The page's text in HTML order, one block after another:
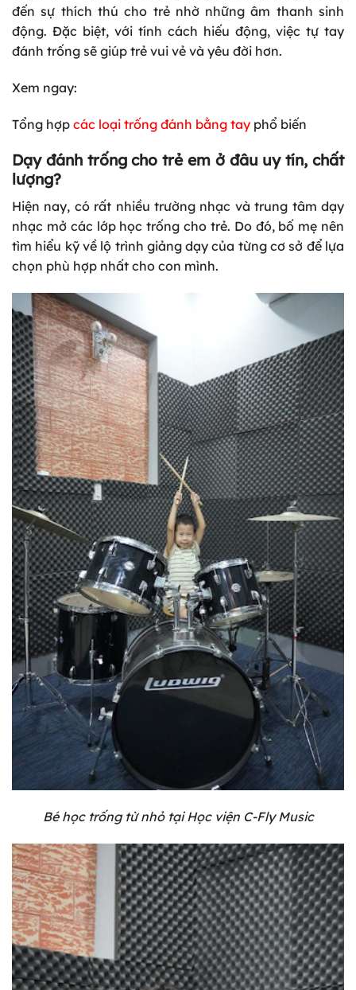
đến sự thích thú cho trẻ nhờ những âm thanh sinh
động. Đặc biệt, với tính cách hiếu động, việc tự tay
đánh trống sẽ giúp trẻ vui vẻ và yêu đời hơn.
Xem ngay:
Tổng hợp các loại trống đánh bằng tay phổ biến
Dạy đánh trống cho trẻ em ở đâu uy tín, chất
lượng?
Hiện nay, có rất nhiều trường nhạc và trung tâm dạy
nhạc mở các lớp học trống cho trẻ. Do đó, bố mẹ nên
tìm hiểu kỹ về lộ trình giảng dạy của từng cơ sở để lựa
chọn phù hợp nhất cho con mình.
Bé học trống từ nhỏ tại Học viện C-Fly Music